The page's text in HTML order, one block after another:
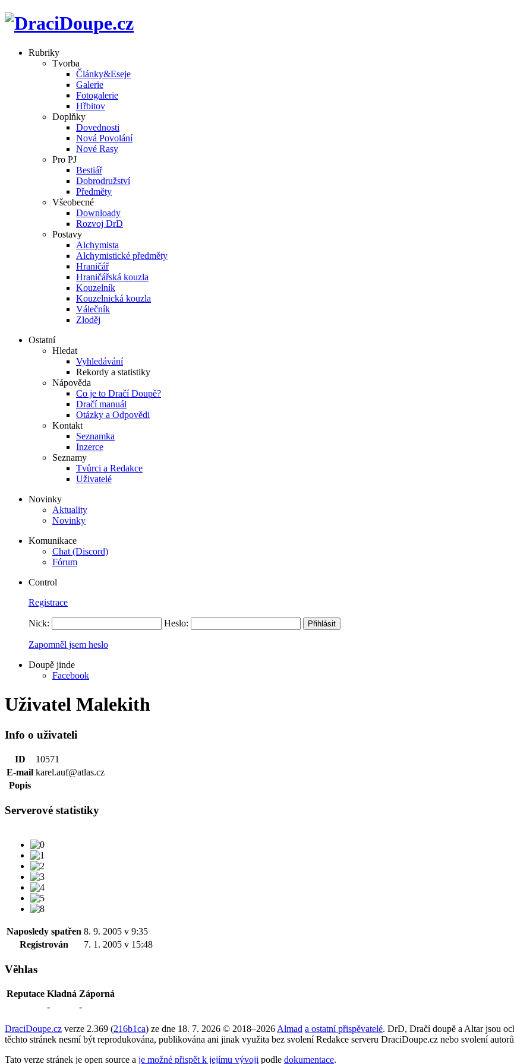
Rubriky
Tvorba
Články&Eseje
Galerie
Fotogalerie
Hřbitov
Doplňky
Dovednosti
Nová Povolání
Nové Rasy
Pro PJ
Bestiář
Dobrodružství
Předměty
Všeobecné
Downloady
Rozvoj DrD
Postavy
Alchymista
Alchymistické předměty
Hraničář
Hraničářská kouzla
Kouzelník
Kouzelnická kouzla
Válečník
Zloděj
Ostatní
Hledat
Vyhledávání
Rekordy a statistiky
Nápověda
Co je to Dračí Doupě?
Dračí manuál
Otázky a Odpovědi
Kontakt
Seznamka
Inzerce
Seznamy
Tvůrci a Redakce
Uživatelé
Novinky
Aktuality
Novinky
Komunikace
Chat (Discord)
Fórum
Control
Registrace
Nick: Heslo:
Zapomněl jsem heslo
Doupě jinde
Facebook
Uživatel Malekith
Info o uživateli
ID
10571
E-mail karel.auf@atlas.cz
Popis
Serverové statistiky
Naposledy spatřen 8. 9. 2005 v 9:35
Registrován
7. 1. 2005 v 15:48
Věhlas
Reputace Kladná Záporná
-
-
DraciDoupe.cz verze 2.369 (216b1ca) ze dne 18. 7. 2026 © 2018–2026 Almad a ostatní přispěvatelé. DrD, Dračí doupě a Altar jsou
těchto stránek nesmí být reprodukována, publikována ani jinak využita bez svolení Redakce serveru DraciDoupe.cz nebo svolení
Tato verze stránek je open source a je možné přispět k jejímu vývoji podle dokumentace.